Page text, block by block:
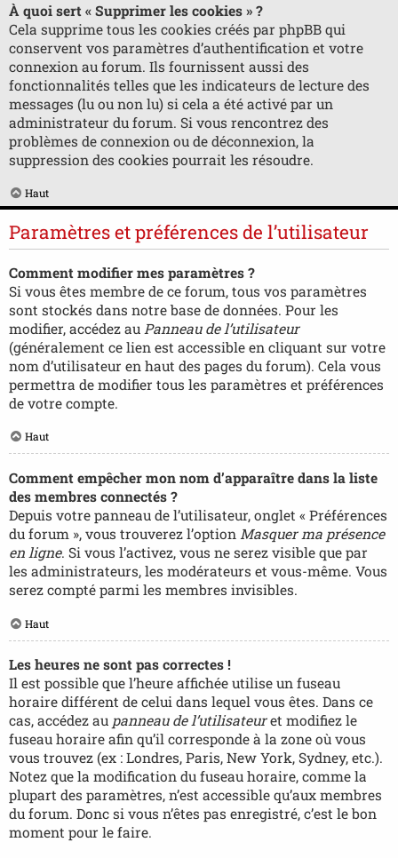
À quoi sert « Supprimer les cookies » ?
Cela supprime tous les cookies créés par phpBB qui
conservent vos paramètres d’authentification et votre
connexion au forum. Ils fournissent aussi des
fonctionnalités telles que les indicateurs de lecture des
messages (lu ou non lu) si cela a été activé par un
administrateur du forum. Si vous rencontrez des
problèmes de connexion ou de déconnexion, la
suppression des cookies pourrait les résoudre.
Haut
Paramètres et préférences de l’utilisateur
Comment modifier mes paramètres ?
Si vous êtes membre de ce forum, tous vos paramètres
sont stockés dans notre base de données. Pour les
modifier, accédez au Panneau de l’utilisateur
(généralement ce lien est accessible en cliquant sur votre
nom d’utilisateur en haut des pages du forum). Cela vous
permettra de modifier tous les paramètres et préférences
de votre compte.
Haut
Comment empêcher mon nom d’apparaître dans la liste
des membres connectés ?
Depuis votre panneau de l’utilisateur, onglet « Préférences
du forum », vous trouverez l’option Masquer ma présence
en ligne. Si vous l’activez, vous ne serez visible que par
les administrateurs, les modérateurs et vous-même. Vous
serez compté parmi les membres invisibles.
Haut
Les heures ne sont pas correctes !
Il est possible que l’heure affichée utilise un fuseau
horaire différent de celui dans lequel vous êtes. Dans ce
cas, accédez au panneau de l’utilisateuret modifiez le
fuseau horaire afin qu’il corresponde à la zone où vous
vous trouvez (ex : Londres, Paris, New York, Sydney, etc.).
Notez que la modification du fuseau horaire, comme la
plupart des paramètres, n’est accessible qu’aux membres
du forum. Donc si vous n’êtes pas enregistré, c’est le bon
moment pour le faire.